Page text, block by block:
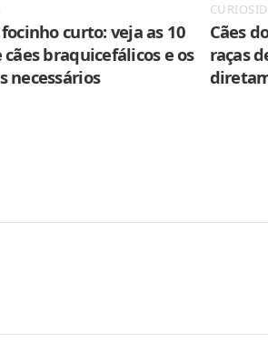
focinho curto: veja as 10
cães braquicefálicos e os
necessários
Cães
raças